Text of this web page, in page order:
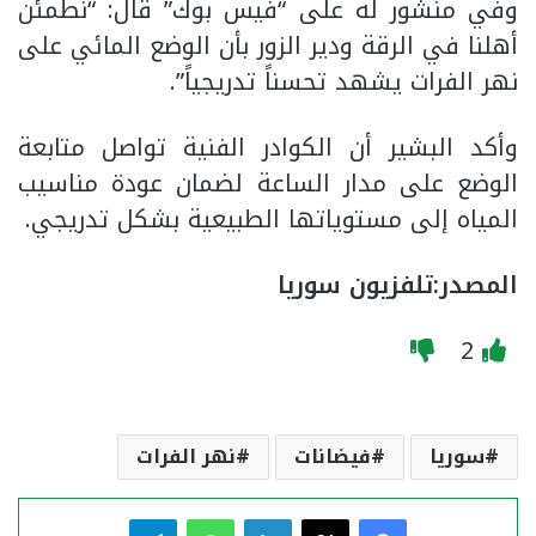
وفي منشور له على “فيس بوك” قال: “نطمئن
أهلنا في الرقة ودير الزور بأن الوضع المائي على
نهر الفرات يشهد تحسناً تدريجياً”.
وأكد البشير أن الكوادر الفنية تواصل متابعة
الوضع على مدار الساعة لضمان عودة مناسيب
المياه إلى مستوياتها الطبيعية بشكل تدريجي.
المصدر:تلفزيون سوريا
2
سوريا فيضانات نهر الفرات
فيسبوك لينكدإن واتساب